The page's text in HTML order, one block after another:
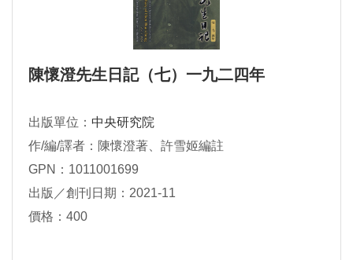
陳懷澄先生日記（七）一九二四年
出版單位： 中央研究院
作/編/譯者：陳懷澄著、許雪姬編註
GPN：1011001699
出版／創刊日期：2021-11
價格：400